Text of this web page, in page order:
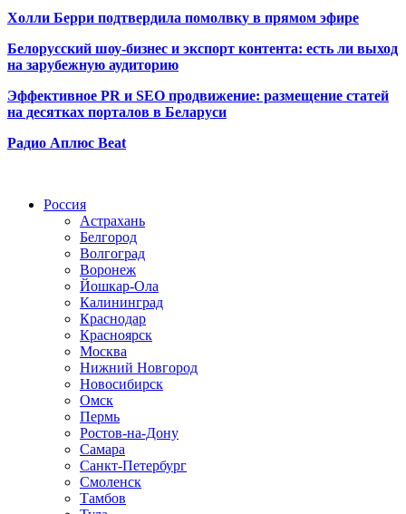
Холли Берри подтвердила помолвку в прямом эфире
Белорусский шоу-бизнес и экспорт контента: есть ли выход
на зарубежную аудиторию
Эффективное PR и SEO продвижение: размещение статей
на десятках порталов в Беларуси
Радио Аплюс Beat
Россия
Астрахань
Белгород
Волгоград
Воронеж
Йошкар-Ола
Калининград
Краснодар
Красноярск
Москва
Нижний Новгород
Новосибирск
Омск
Пермь
Ростов-на-Дону
Самара
Санкт-Петербург
Смоленск
Тамбов